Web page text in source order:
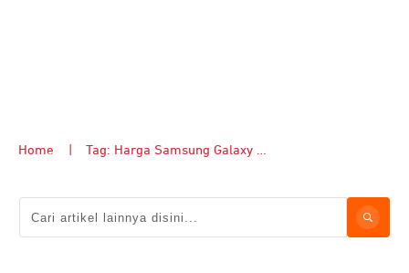
Home Tag: Harga Samsung Galaxy Watch7